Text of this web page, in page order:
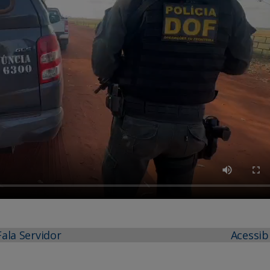
Servidor